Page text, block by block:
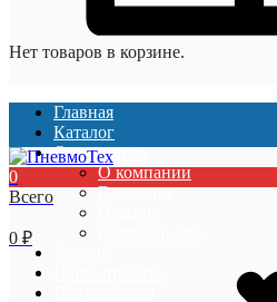
Нет товаров в корзине.
Главная
Каталог
О компании
О компании
Вакансии
0
Всего
0 ₽